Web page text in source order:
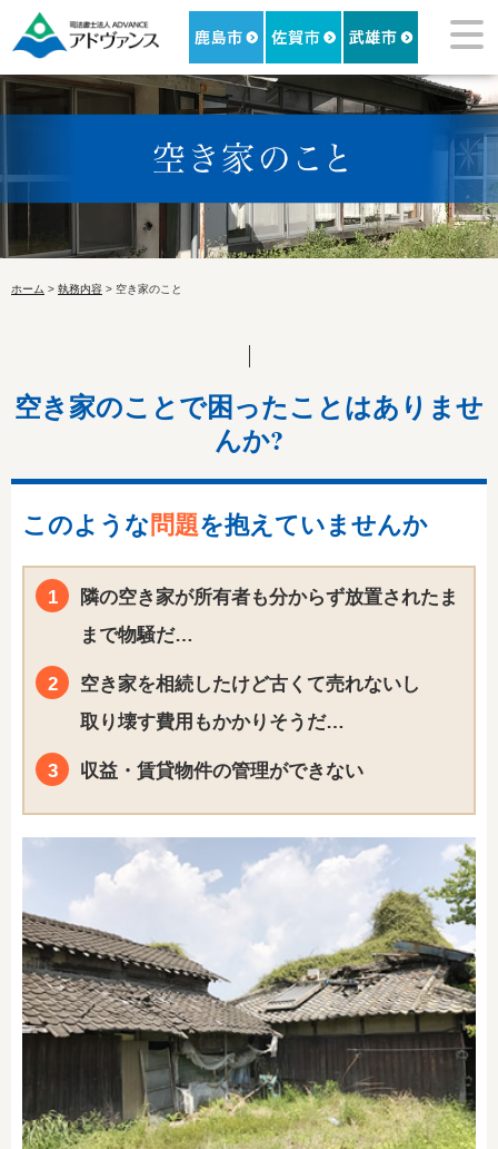
ホーム > 執務内容 > 空き家のこと
空き家のことで困ったことはありませ
んか?
このような問題を抱えていませんか
隣の空き家が所有者も分からず放置されたま
まで物騒だ…
空き家を相続したけど古くて売れないし
取り壊す費用もかかりそうだ…
収益・賃貸物件の管理ができない